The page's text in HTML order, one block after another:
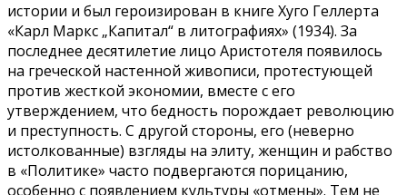
истории и был героизирован в книге Хуго Геллерта
«Карл Маркс „Капитал“ в литографиях» (1934). За
последнее десятилетие лицо Аристотеля появилось
на греческой настенной живописи, протестующей
против жесткой экономии, вместе с его
утверждением, что бедность порождает революцию
и преступность. С другой стороны, его (неверно
истолкованные) взгляды на элиту, женщин и рабство
в «Политике» часто подвергаются порицанию,
особенно с появлением культуры «отмены». Тем не